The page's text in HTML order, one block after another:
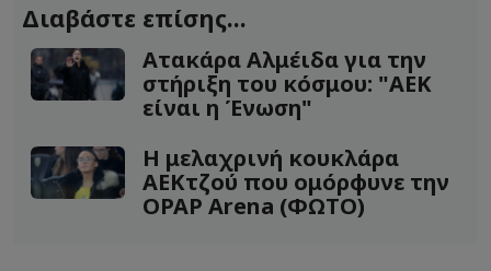
Διαβάστε επίσης...
Ατακάρα Αλμέιδα για την
στήριξη του κόσμου: "ΑΕΚ
είναι η Ένωση"
Η μελαχρινή κουκλάρα
ΑΕΚτζού που ομόρφυνε την
OPAP Arena (ΦΩΤΟ)